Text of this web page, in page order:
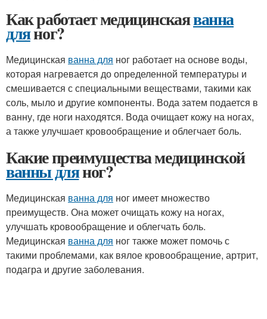
Как работает медицинскаяванна
дляног?
Медицинская ванна для ног работает на основе воды,
которая нагревается до определенной температуры и
смешивается с специальными веществами, такими как
соль, мыло и другие компоненты. Вода затем подается в
ванну, где ноги находятся. Вода очищает кожу на ногах,
а также улучшает кровообращение и облегчает боль.
Какие преимущества медицинской
ванны дляног?
Медицинская ванна для ног имеет множество
преимуществ. Она может очищать кожу на ногах,
улучшать кровообращение и облегчать боль.
Медицинская ванна для ног также может помочь с
такими проблемами, как вялое кровообращение, артрит,
подагра и другие заболевания.